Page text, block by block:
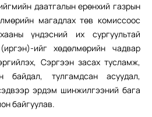
даатгалын ерөнхий газрын
магадлах төв комиссоос
үндэсний их сургуультай
ийг хөдөлмөрийн чадвар
Сэргээн засах тусламж,
байдал, тулгамдсан асуудал,
эрдэм шинжилгээний бага
байгуулав.